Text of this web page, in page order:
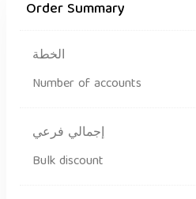
Order Summary
الخطة
Number of accounts
إجمالي فرعي
Bulk discount